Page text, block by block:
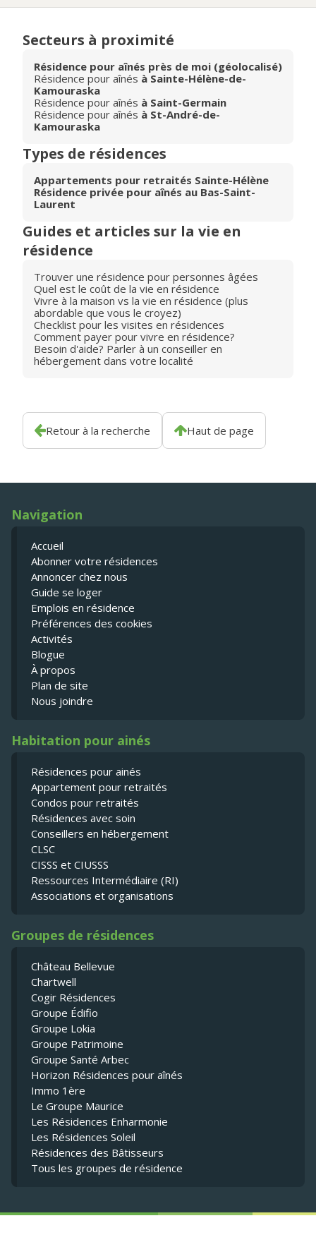
Secteurs à proximité
Résidence pour aînés près de moi (géolocalisé)
Résidence pour aînés à Sainte-Hélène-de-
Kamouraska
Résidence pour aînés à Saint-Germain
Résidence pour aînés à St-André-de-
Kamouraska
Types de résidences
Appartements pour retraités Sainte-Hélène
Résidence privée pour aînés au Bas-Saint-
Laurent
Guides et articles sur la vie en
résidence
Trouver une résidence pour personnes âgées
Quel est le coût de la vie en résidence
Vivre à la maison vs la vie en résidence (plus
abordable que vous le croyez)
Checklist pour les visites en résidences
Comment payer pour vivre en résidence?
Besoin d'aide? Parler à un conseiller en
hébergement dans votre localité
Retour à la recherche Haut de page
Navigation
Accueil
Abonner votre résidences
Annoncer chez nous
Guide se loger
Emplois en résidence
Préférences des cookies
Activités
Blogue
À propos
Plan de site
Nous joindre
Habitation pour ainés
Résidences pour ainés
Appartement pour retraités
Condos pour retraités
Résidences avec soin
Conseillers en hébergement
CLSC
CISSS et CIUSSS
Ressources Intermédiaire (RI)
Associations et organisations
Groupes de résidences
Château Bellevue
Chartwell
Cogir Résidences
Groupe Édifio
Groupe Lokia
Groupe Patrimoine
Groupe Santé Arbec
Horizon Résidences pour aînés
Immo 1ère
Le Groupe Maurice
Les Résidences Enharmonie
Les Résidences Soleil
Résidences des Bâtisseurs
Tous les groupes de résidence